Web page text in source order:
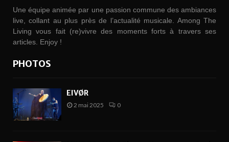
Une équipe animée par une passion commune des ambiances
live, collant au plus près de l’actualité musicale. Among The
Living vous fait (re)vivre des moments forts à travers ses
articles. Enjoy !
PHOTOS
EIVØR
2 mai 2025 0